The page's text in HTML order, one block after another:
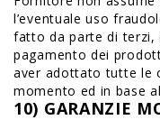
l’eventuale uso
fatto da parte di terzi,
pagamento dei
aver adottato tutte le
momento ed in base
10) GARANZIE